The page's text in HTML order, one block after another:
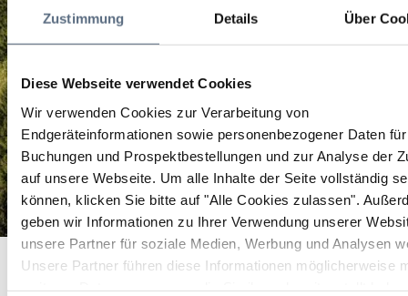
Zustimmung Details Über
Diese Webseite verwendet Cookies
Wir verwenden Cookies zur Verarbeitung von
Endgeräteinformationen sowie personenbezogener Daten
Buchungen und Prospektbestellungen und zur Analyse der
auf unsere Webseite. Um alle Inhalte der Seite vollständig
können, klicken Sie bitte auf "Alle Cookies zulassen".
geben wir Informationen zu Ihrer Verwendung unserer
unsere Partner für soziale Medien, Werbung und Analysen
Unsere Partner führen diese Informationen möglicherweise
Kleiderkarusell